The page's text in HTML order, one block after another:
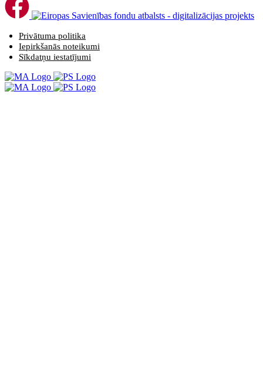
Privātuma politika
Iepirkšanās noteikumi
Sīkdatņu iestatījumi